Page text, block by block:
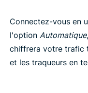
Connectez-vous en
l'option Automatique
chiffrera votre trafic
et les traqueurs en